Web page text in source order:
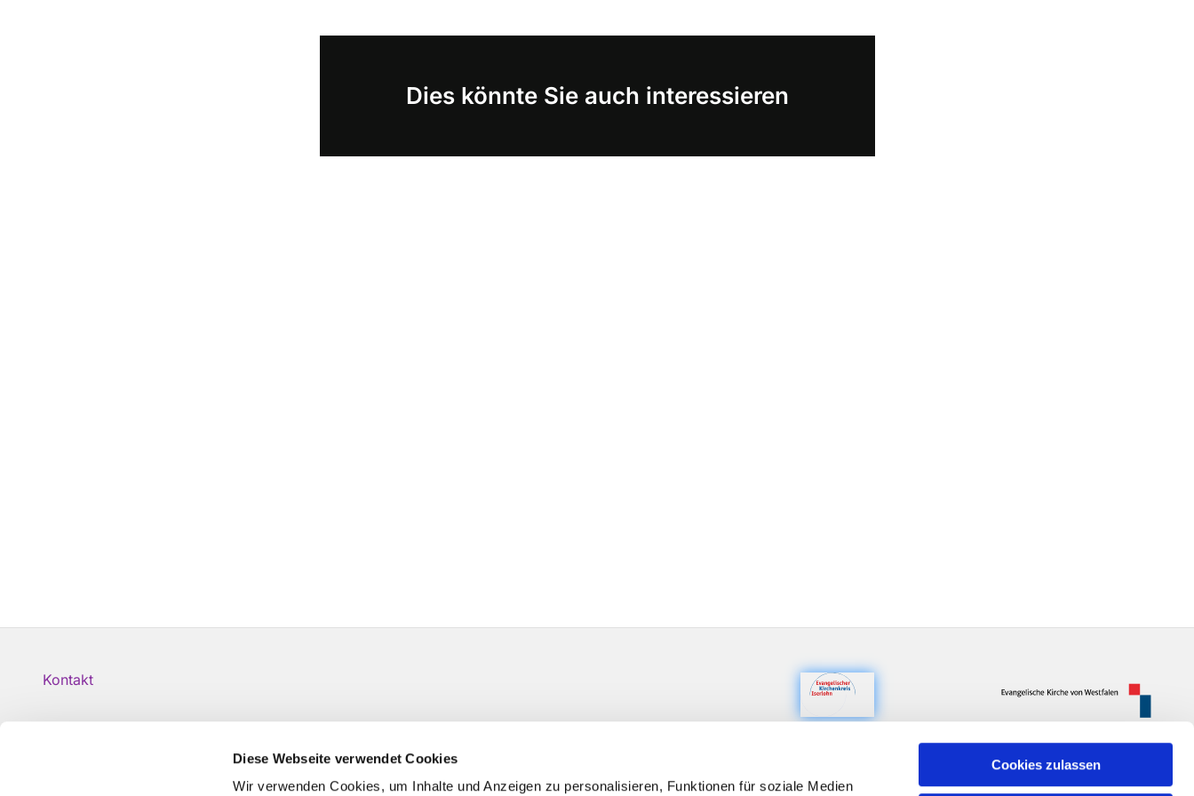
Diese Webseite verwendet Cookies
Wir verwenden Cookies, um Inhalte und Anzeigen zu personalisieren, Funktionen für soziale Medien
Cookies zulassen
Dies könnte Sie auch interessieren
Kontakt